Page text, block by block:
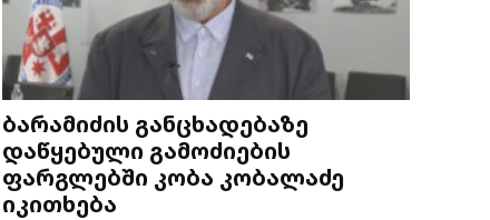
ბარამიძის განცხადებაზე
დაწყებული გამოძიების
ფარგლებში კობა კობალაძე
იკითხება